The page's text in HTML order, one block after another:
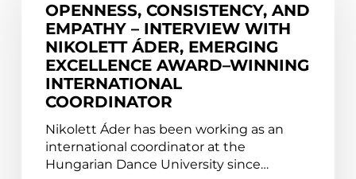
Empathy
Interview
with
Nikolett
Áder,
Excellence
Award–
Winning
OPENNESS, CONSISTENCY, AND
EMPATHY – INTERVIEW WITH
NIKOLETT ÁDER, EMERGING
EXCELLENCE AWARD–WINNING
INTERNATIONAL
COORDINATOR
Nikolett Áder has been working as an
international coordinator at the
Hungarian Dance University since…